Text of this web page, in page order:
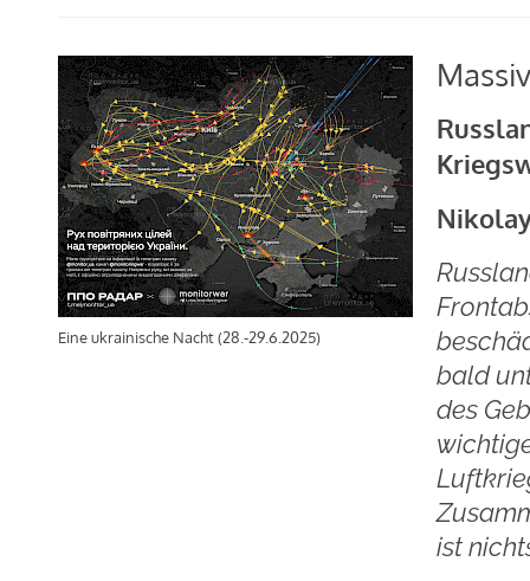
Eine ukrainische Nacht (28.-29.6.2025)
bald
des
ist